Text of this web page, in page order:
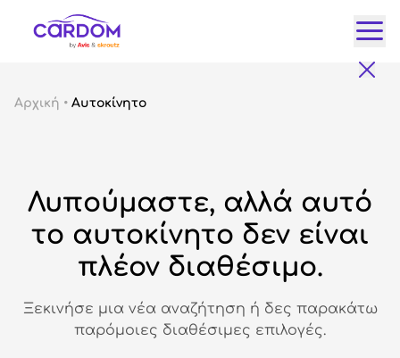
SUV
Αρχική • Αυτοκίνητο
Λυπούμαστε, αλλά αυτό
το αυτοκίνητο δεν είναι
πλέον διαθέσιμο.
Ξεκινήσε μια νέα αναζήτηση ή δες παρακάτω
παρόμοιες διαθέσιμες επιλογές.